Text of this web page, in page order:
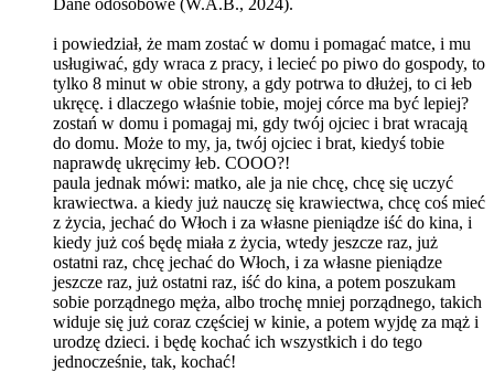
i powiedział, że mam zostać w domu i pomagać matce, i mu
usługiwać, gdy wraca z pracy, i lecieć po piwo do gospody, to
tylko 8 minut w obie strony, a gdy potrwa to dłużej, to ci łeb
ukręcę. i dlaczego właśnie tobie, mojej córce ma być lepiej?
zostań w domu i pomagaj mi, gdy twój ojciec i brat wracają
do domu. Może to my, ja, twój ojciec i brat, kiedyś tobie
naprawdę ukręcimy łeb. COOO?!
paula jednak mówi: matko, ale ja nie chcę, chcę się uczyć
krawiectwa. a kiedy już nauczę się krawiectwa, chcę coś mieć
z życia, jechać do Włoch i za własne pieniądze iść do kina, i
kiedy już coś będę miała z życia, wtedy jeszcze raz, już
ostatni raz, chcę jechać do Włoch, i za własne pieniądze
jeszcze raz, już ostatni raz, iść do kina, a potem poszukam
sobie porządnego męża, albo trochę mniej porządnego, takich
widuje się już coraz częściej w kinie, a potem wyjdę za mąż i
urodzę dzieci. i będę kochać ich wszystkich i do tego
jednocześnie, tak, kochać!